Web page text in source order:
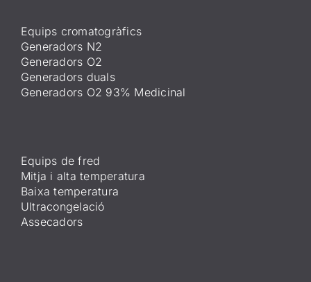
Equips cromatogràfics
Generadors N2
Generadors O2
Generadors duals
Generadors O2 93% Medicinal
Equips de fred
Mitja i alta temperatura
Baixa temperatura
Ultracongelació
Assecadors